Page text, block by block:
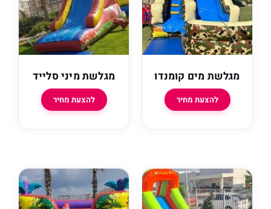
מים קומנדו
להצעת מחיר
מגלשת מיני סלייד
להצעת מחיר